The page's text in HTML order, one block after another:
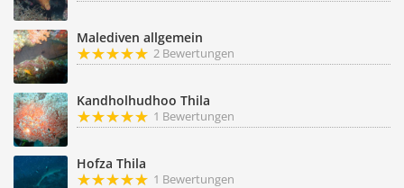
Malediven allgemein
2 Bewertungen
Kandholhudhoo Thila
1 Bewertungen
Hofza Thila
1 Bewertungen